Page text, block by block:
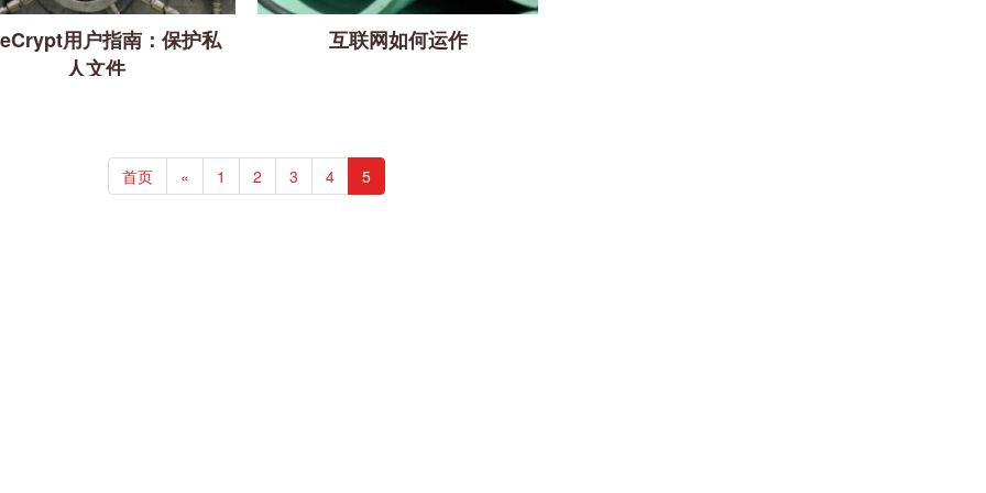
用户指南：保护私
人文件
互联网如何运作
首页 « 1 2 3 4 5